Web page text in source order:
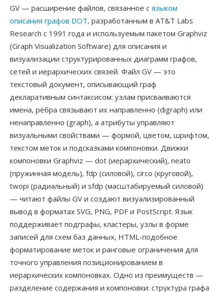
GV — расширение файлов, связанное с языком
описания графов DOT, разработанным в AT&T Labs
Research с 1991 года и используемым пакетом Graphviz
(Graph Visualization Software) для описания и
визуализации структурированных диаграмм графов,
сетей и иерархических связей. Файл GV — это
текстовый документ, описывающий граф
декларативным синтаксисом: узлам присваиваются
имена, рёбра связывают их направленно (digraph) или
ненаправленно (graph), а атрибуты управляют
визуальными свойствами — формой, цветом, шрифтом,
текстом меток и подсказками компоновки. Движки
компоновки Graphviz — dot (иерархический), neato
(пружинная модель), fdp (силовой), circo (круговой),
twopi (радиальный) и sfdp (масштабируемый силовой)
— читают файлы GV и создают визуализированный
вывод в форматах SVG, PNG, PDF и PostScript. Язык
поддерживает подграфы, кластеры, узлы в форме
записей для схем баз данных, HTML-подобное
форматирование меток и ранговые ограничения для
точного управления позиционированием в
иерархических компоновках. Одно из преимуществ —
разделение содержания и компоновки: структура графа